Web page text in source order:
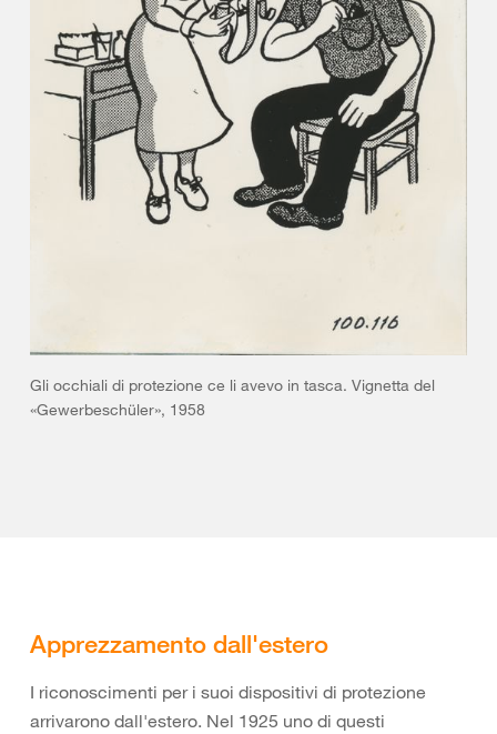
Gli occhiali di protezione ce li avevo in tasca. Vignetta del
«Gewerbeschüler», 1958
Apprezzamento dall'estero
I riconoscimenti per i suoi dispositivi di protezione
arrivarono dall'estero. Nel 1925 uno di questi